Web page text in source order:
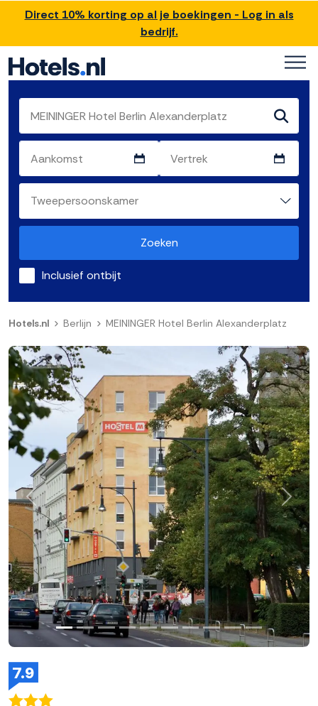
Direct 10% korting op al je boekingen - Log in als
bedrijf.
Zoeken
Inclusief ontbijt
Hotels.nl Berlijn MEININGER Hotel Berlin Alexanderplatz
7.9